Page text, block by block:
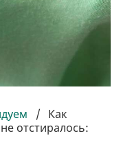
/ Как
отстиралось: